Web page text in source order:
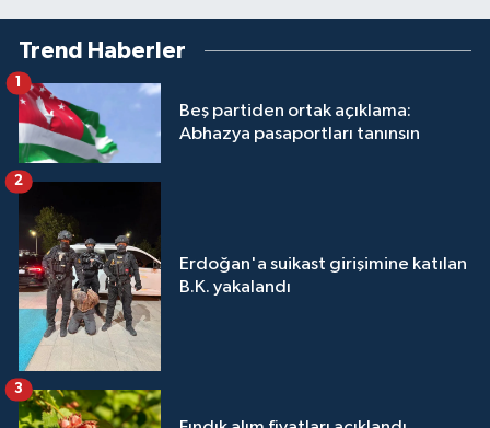
Trend Haberler
Beş partiden ortak açıklama:
Abhazya pasaportları tanınsın
1
Erdoğan'a suikast girişimine katılan
B.K. yakalandı
2
3